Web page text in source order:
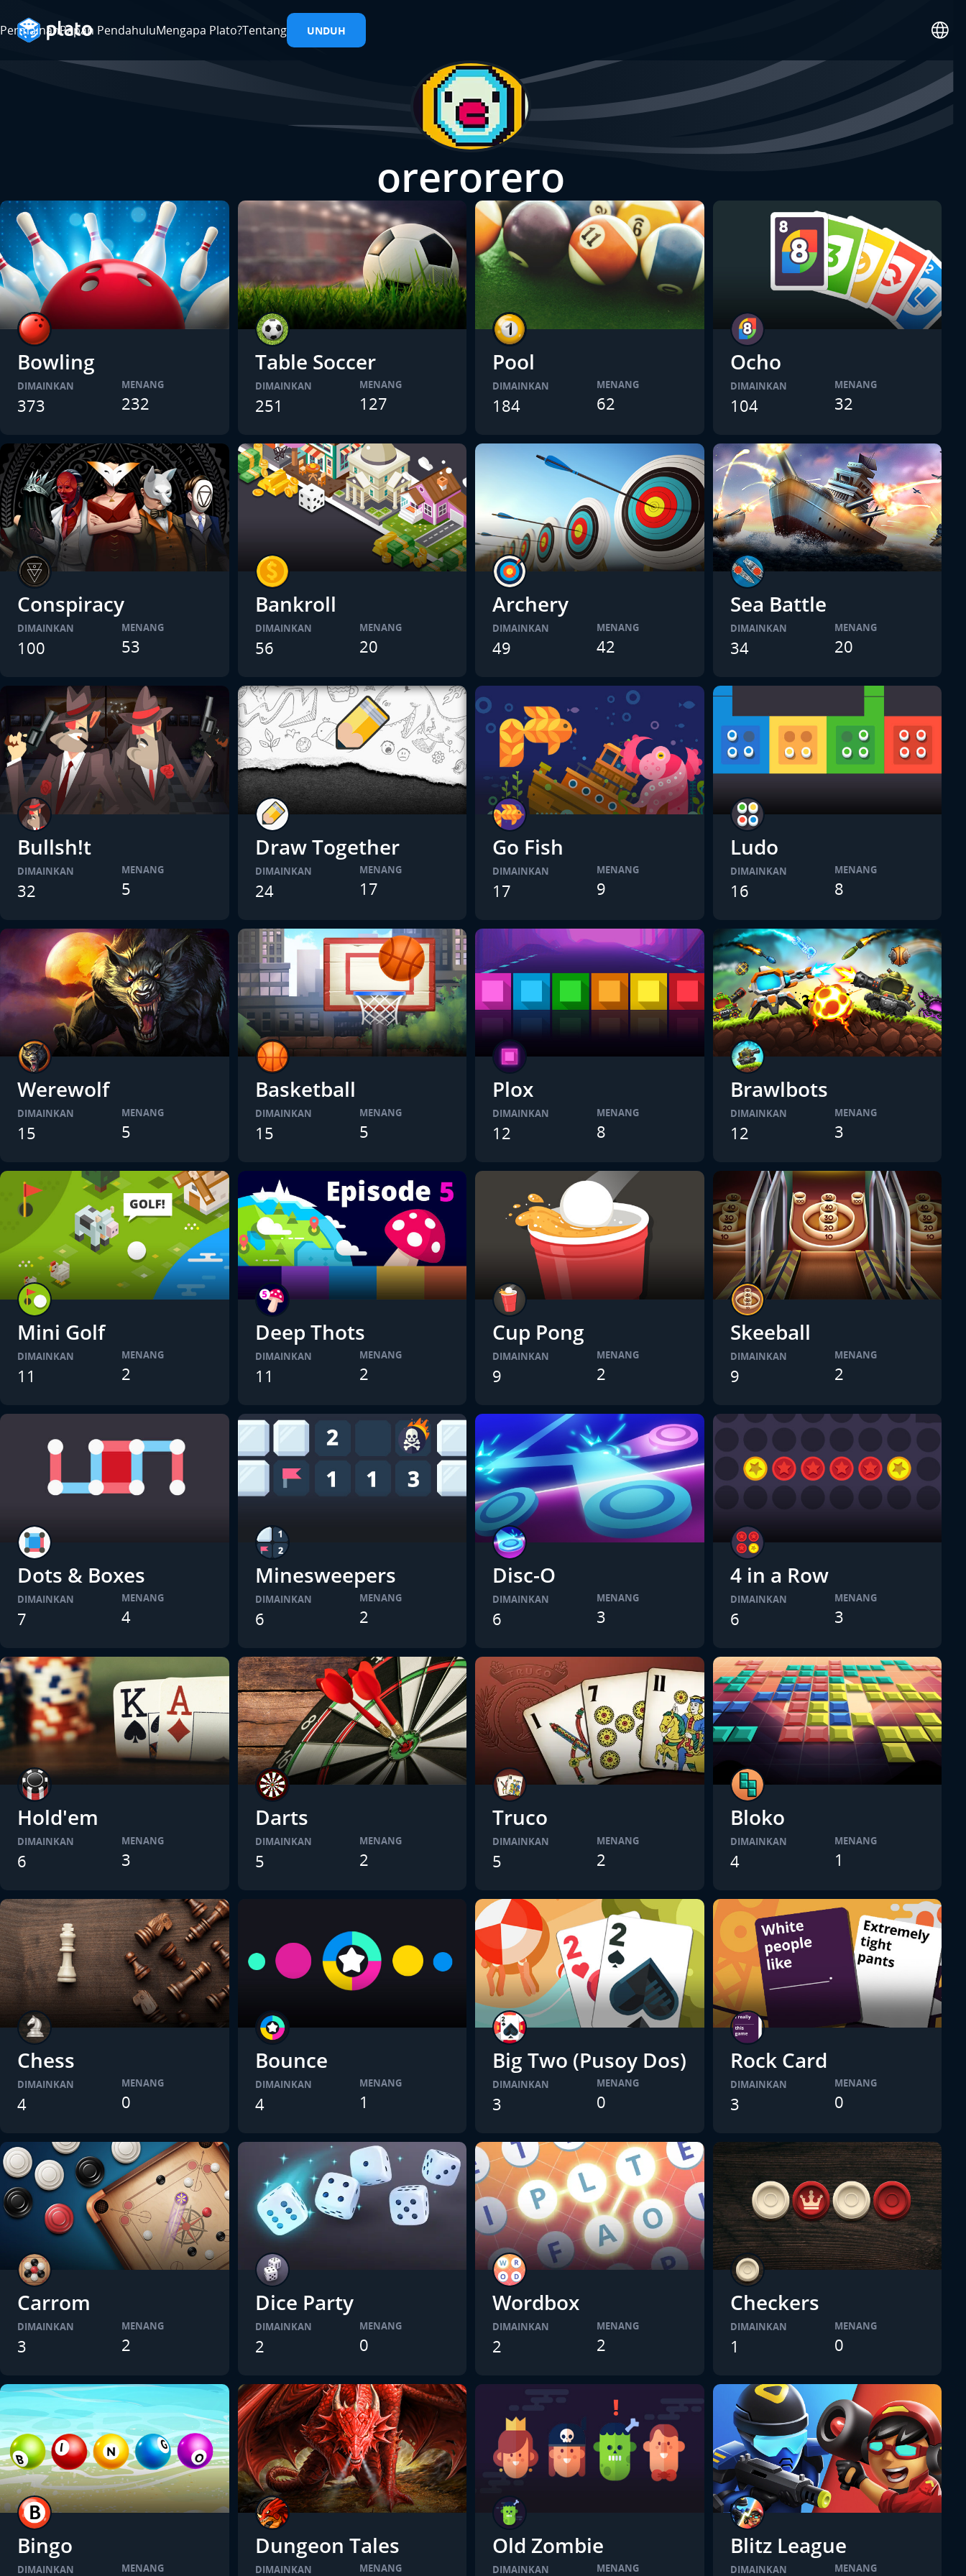
PermainanPapan PendahuluMengapa Plato?Tentang UNDUH
orerorero
Bowling
DIMAINKAN
373
MENANG
232
Table Soccer
DIMAINKAN
251
MENANG
127
Pool
DIMAINKAN
184
MENANG
62
Ocho
DIMAINKAN
104
MENANG
32
Conspiracy
DIMAINKAN
100
MENANG
53
Bankroll
DIMAINKAN
56
MENANG
20
Archery
DIMAINKAN
49
MENANG
42
Sea Battle
DIMAINKAN
34
MENANG
20
Bullsh!t
DIMAINKAN
32
MENANG
5
Draw Together
DIMAINKAN
24
MENANG
17
Go Fish
DIMAINKAN
17
MENANG
9
Ludo
DIMAINKAN
16
MENANG
8
Werewolf
DIMAINKAN
15
MENANG
5
Basketball
DIMAINKAN
15
MENANG
5
Plox
DIMAINKAN
12
MENANG
8
Brawlbots
DIMAINKAN
12
MENANG
3
Mini Golf
DIMAINKAN
11
MENANG
2
Deep Thots
DIMAINKAN
11
MENANG
2
Cup Pong
DIMAINKAN
9
MENANG
2
Skeeball
DIMAINKAN
9
MENANG
2
Dots & Boxes
DIMAINKAN
7
MENANG
4
Minesweepers
DIMAINKAN
6
MENANG
2
Disc-O
DIMAINKAN
6
MENANG
3
4 in a Row
DIMAINKAN
6
MENANG
3
Hold'em
DIMAINKAN
6
MENANG
3
Darts
DIMAINKAN
5
MENANG
2
Truco
DIMAINKAN
5
MENANG
2
Bloko
DIMAINKAN
4
MENANG
1
Chess
DIMAINKAN
4
MENANG
0
Bounce
DIMAINKAN
4
MENANG
1
Big Two (Pusoy Dos)
DIMAINKAN
3
MENANG
0
Rock Card
DIMAINKAN
3
MENANG
0
Carrom
DIMAINKAN
3
MENANG
2
Dice Party
DIMAINKAN
2
MENANG
0
Wordbox
DIMAINKAN
2
MENANG
2
Checkers
DIMAINKAN
1
MENANG
0
Bingo
DIMAINKAN MENANG
Dungeon Tales
DIMAINKAN MENANG
Old Zombie
DIMAINKAN MENANG
Blitz League
DIMAINKAN MENANG